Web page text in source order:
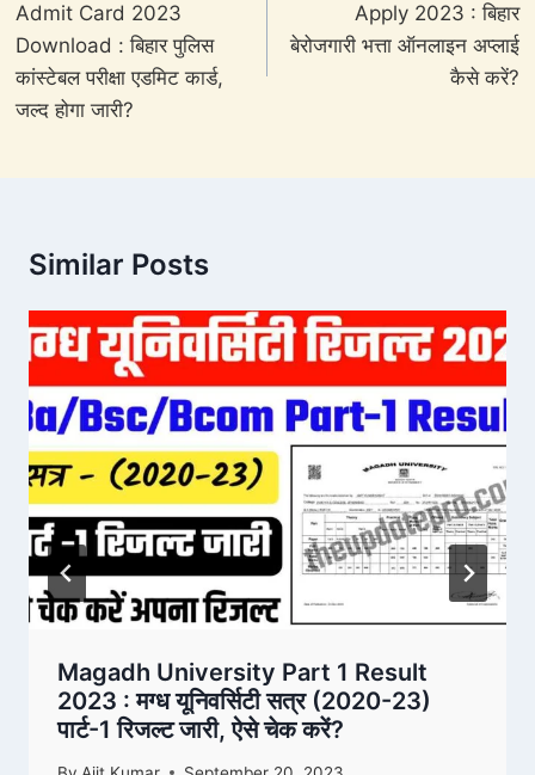
Admit Card 2023
Download : बिहार पुलिस
कांस्टेबल परीक्षा एडमिट कार्ड,
जल्द होगा जारी?
Apply 2023 : बिहार
बेरोजगारी भत्ता ऑनलाइन अप्लाई
कैसे करें?
Similar Posts
Magadh University Part 1 Result
2023 : मग्ध यूनिवर्सिटी सत्र (2020-23)
पार्ट-1 रिजल्ट जारी, ऐसे चेक करें?